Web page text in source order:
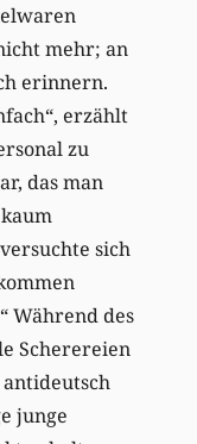
mehr; an
erinnern.
erzählt
zu
das man
sich
Während des
Scherereien
antideutsch
junge